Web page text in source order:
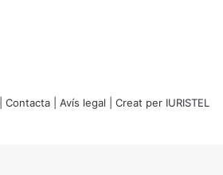
Contacta Avís legal | Creat per IURISTEL